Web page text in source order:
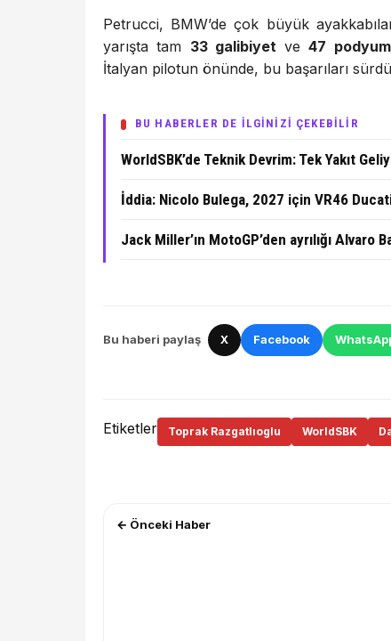
Petrucci, BMW’de çok büyük
yarışta tam 33 galibiyet ve47 podyum
İtalyan pilotun önünde, bu başarıları
BU HABERLER DE İLGİNİZİ ÇEKEBİLİR
WorldSBK’de Teknik Devrim: Tek Yakıt
İddia: Nicolo Bulega, 2027 için VR46
Jack Miller’ın MotoGP’den ayrılığı
Bu haberi paylaş X Facebook
Etiketler Toprak Razgatlıoglu WorldSBK
← Önceki Haber